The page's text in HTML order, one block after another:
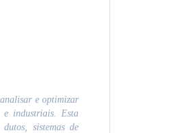
e optimizar
e industriais. Esta
sistemas de